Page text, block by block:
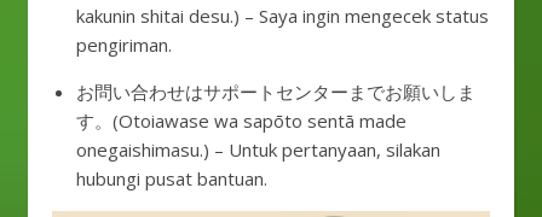
kakunin shitai desu.) – Saya ingin mengecek status
pengiriman.
お問い合わせはサポートセンターまでお願いしま
す。(Otoiawase wa sapōto sentā made
onegaishimasu.) – Untuk pertanyaan, silakan
hubungi pusat bantuan.